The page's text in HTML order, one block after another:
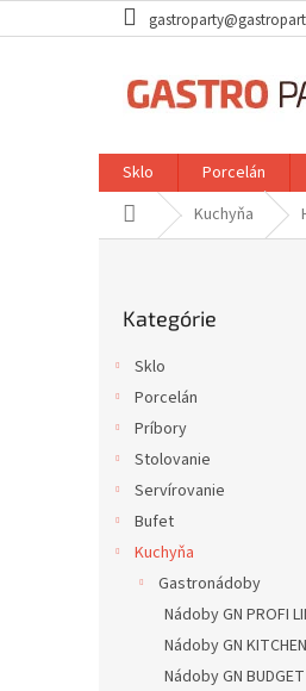
na
Sklo Porcelán
DomovKuchyňa
kategórie
Kategórie
Sklo
Porcelán
Príbory
Stolovanie
Servírovanie
Bufet
Kuchyňa
Gastronádoby
Nádoby GN PROFI
Nádoby GN
Nádoby GN BUDGET